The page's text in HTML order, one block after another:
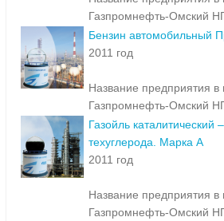
Газпромнефть-Омский
Бензин автомобильный
2011 год
Название предприятия в
Газпромнефть-Омский
Газойль каталитический
техуглерода. Марка А
2011 год
Название предприятия в
Газпромнефть-Омский